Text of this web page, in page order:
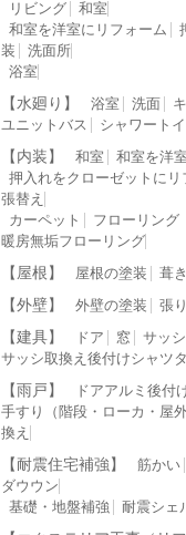
リビング
和室
和室を洋室にリフォーム
装
洗面所
浴室
【水廻り】 浴室 洗面
ユニットバス
シャワート
【内装】 和室
和室を洋
押入れをクローゼットに
張替え
カーペット
フローリング
暖房無垢フローリング
【屋根】 屋根の塗装 葺
【外壁】 外壁の塗装 張
【建具】 ドア 窓
サッ
サッシ取換え後付けシャツ
【雨戸】
ドアアルミ後付
手すり（階段・ローカ・屋
換え
【耐震住宅補強】
筋かい
ダウウン
基礎・地盤補強
耐震シェ